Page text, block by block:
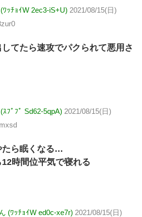
ｯﾁｮｲW 2ec3-iS+U) 2021/08/15(日)
てたら速攻でパクられて悪用さ
ﾌﾟﾌﾟ Sd62-5qpA) 2021/08/15(日)
たら眠くなる…
時間位平気で寝れる
(ﾜｯﾁｮｲW ed0c-xe7r) 2021/08/15(日)